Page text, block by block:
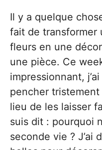
Il y a quelque
fait de transformer
fleurs en une
une pièce. Ce
impressionnant,
pencher
lieu de les laisser
suis dit : pourquoi
seconde vie ? J’ai